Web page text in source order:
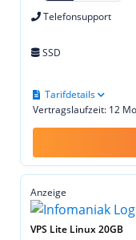
Telefonsupport
SSD
Vertragslaufzeit: 12
Tarifdetails
Anzeige
VPS Lite Linux 20GB